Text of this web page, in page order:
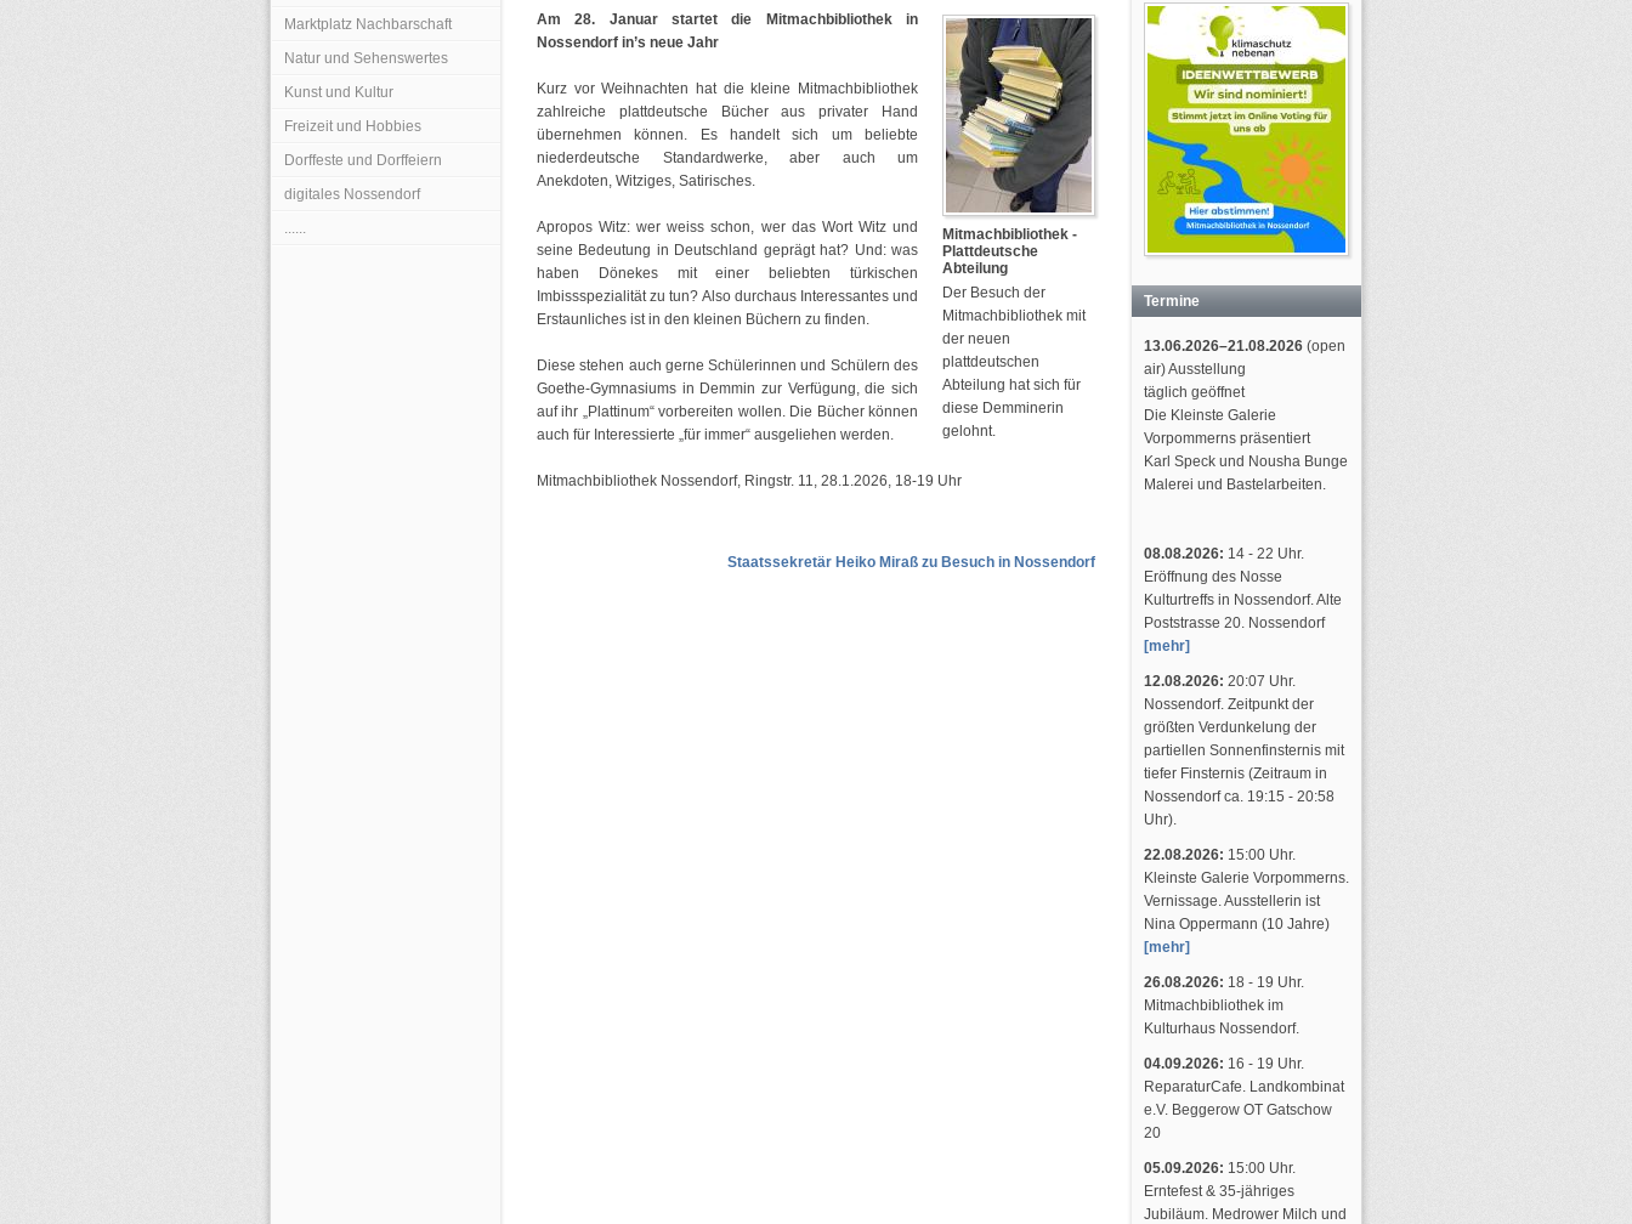
Marktplatz Nachbarschaft
Natur und Sehenswertes
Kunst und Kultur
Freizeit und Hobbies
Dorffeste und Dorffeiern
digitales Nossendorf
......
Mitmachbibliothek -
Plattdeutsche
Abteilung
Der Besuch der
Mitmachbibliothek mit
der neuen
plattdeutschen
Abteilung hat sich für
diese Demminerin
gelohnt.
Am 28. Januar startet die Mitmachbibliothek in
Nossendorf in’s neue Jahr
Kurz vor Weihnachten hat die kleine Mitmachbibliothek
zahlreiche plattdeutsche Bücher aus privater Hand
übernehmen können. Es handelt sich um beliebte
niederdeutsche Standardwerke, aber auch um
Anekdoten, Witziges, Satirisches.
Apropos Witz: wer weiss schon, wer das Wort Witz und
seine Bedeutung in Deutschland geprägt hat? Und: was
haben Dönekes mit einer beliebten türkischen
Imbissspezialität zu tun? Also durchaus Interessantes und
Erstaunliches ist in den kleinen Büchern zu finden.
Diese stehen auch gerne Schülerinnen und Schülern des
Goethe-Gymnasiums in Demmin zur Verfügung, die sich
auf ihr „Plattinum“ vorbereiten wollen. Die Bücher können
auch für Interessierte „für immer“ ausgeliehen werden.
Mitmachbibliothek Nossendorf, Ringstr. 11, 28.1.2026, 18-19 Uhr
Staatssekretär Heiko Miraß zu Besuch in Nossendorf
Termine
13.06.2026–21.08.2026 (open
air) Ausstellung
täglich geöffnet
Die Kleinste Galerie
Vorpommerns präsentiert
Karl Speck und Nousha Bunge
Malerei und Bastelarbeiten.
08.08.2026: 14 - 22 Uhr.
Eröffnung des Nosse
Kulturtreffs in Nossendorf. Alte
Poststrasse 20. Nossendorf
[mehr]
12.08.2026: 20:07 Uhr.
Nossendorf. Zeitpunkt der
größten Verdunkelung der
partiellen Sonnenfinsternis mit
tiefer Finsternis (Zeitraum in
Nossendorf ca. 19:15 - 20:58
Uhr).
22.08.2026: 15:00 Uhr.
Kleinste Galerie Vorpommerns.
Vernissage. Ausstellerin ist
Nina Oppermann (10 Jahre)
[mehr]
26.08.2026: 18 - 19 Uhr.
Mitmachbibliothek im
Kulturhaus Nossendorf.
04.09.2026: 16 - 19 Uhr.
ReparaturCafe. Landkombinat
e.V. Beggerow OT Gatschow
20
05.09.2026: 15:00 Uhr.
Erntefest & 35-jähriges
Jubiläum. Medrower Milch und